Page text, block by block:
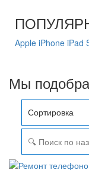
Apple iPhone iPad
Мы
Сортировка